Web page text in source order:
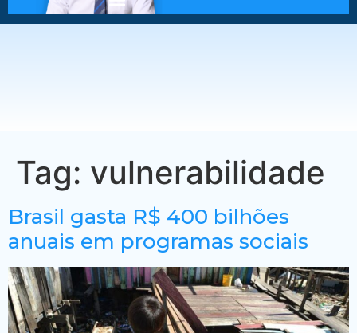
Tag: vulnerabilidade
Brasil gasta R$ 400 bilhões
anuais em programas sociais